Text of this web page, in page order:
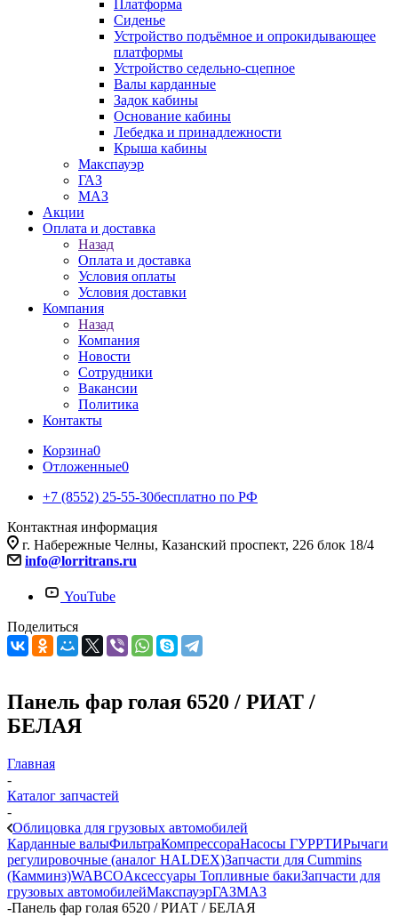
Платформа
Сиденье
Устройство подъёмное и опрокидывающее
платформы
Устройство седельно-сцепное
Валы карданные
Задок кабины
Основание кабины
Лебедка и принадлежности
Крыша кабины
Макспауэр
ГАЗ
МАЗ
Акции
Оплата и доставка
Назад
Оплата и доставка
Условия оплаты
Условия доставки
Компания
Назад
Компания
Новости
Сотрудники
Вакансии
Политика
Контакты
Корзина0
Отложенные0
+7 (8552) 25-55-30бесплатно по РФ
Контактная информация
г. Набережные Челны, Казанский проспект, 226 блок 18/4
info@lorritrans.ru
YouTube
Поделиться
Панель фар голая 6520 / РИАТ /
БЕЛАЯ
Главная
-
Каталог запчастей
-
Облицовка для грузовых автомобилей
Карданные валыФильтраКомпрессораНасосы ГУРРТИРычаги
регулировочные (аналог HALDEX)Запчасти для Cummins
(Камминз)WABCOАксессуары Топливные бакиЗапчасти для
грузовых автомобилейМакспауэрГАЗМАЗ
-Панель фар голая 6520 / РИАТ / БЕЛАЯ